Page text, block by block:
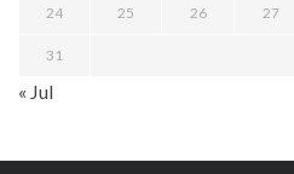
24 25 26 27
31
« Jul